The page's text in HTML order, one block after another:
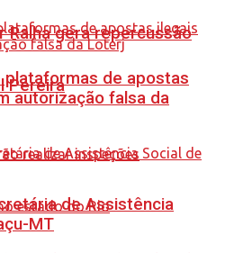
Ralha gera repercussão
Pereira
de apostas
autorização falsa da
de Assistência
MT